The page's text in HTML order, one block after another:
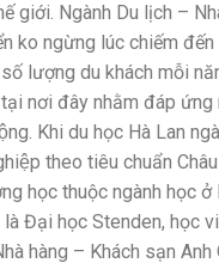
giới. Ngành Du lịch –
ko ngừng lúc chiếm
lượng du khách mỗi
nơi đây nhằm đáp ứng
Khi du học Hà Lan
theo tiêu chuẩn
học thuộc ngành học
Đại học Stenden, học
hàng – Khách sạn